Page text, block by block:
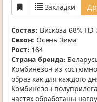
Закладки
Состав: Вискоза-68%
Сезон: Осень-Зима
Рост: 164
Страна бренда:
Комбинезон из
образ как для каждого
Комбинезон
частях обработаны